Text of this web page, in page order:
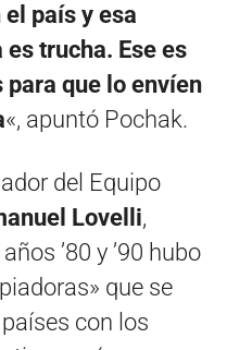
país y esa
trucha. Ese es
que lo envíen
«, apuntó Pochak.
del Equipo
Lovelli,
’80 y ’90 hubo
que se
con los